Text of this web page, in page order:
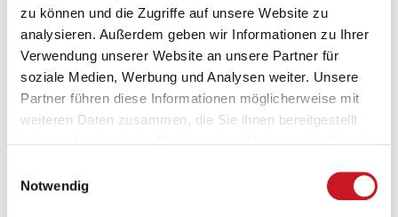
zu können und die Zugriffe auf unsere Website zu
analysieren. Außerdem geben wir Informationen zu Ihrer
Verwendung unserer Website an unsere Partner für
soziale Medien, Werbung und Analysen weiter. Unsere
Partner führen diese Informationen möglicherweise mit
weiteren Daten zusammen, die Sie ihnen bereitgestellt
Notwendig
2. Grenzwerte und Prüfmethode
Lösemittelfreie bzw. lösemittelarme Korrosionsschutzmaterialien
nach der Empfehlung der Fachgruppe Korrosionsschutz-
Beschichtungsstoffe im VdL sind solche Stoffe, die nach der
nachstehenden Prüfmethode folgenden Masseverlust
unterschreiten:
2.1 Grenzwerte